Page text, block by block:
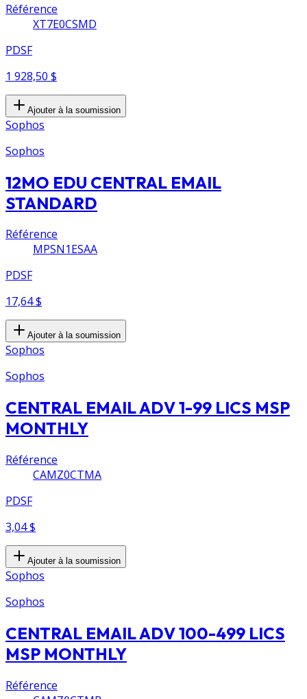
Référence
XT7E0CSMD
PDSF
1 928,50 $
Ajouter à la soumission
Sophos
Sophos
12MO EDU CENTRAL EMAIL
STANDARD
Référence
MPSN1ESAA
PDSF
17,64 $
Ajouter à la soumission
Sophos
Sophos
CENTRAL EMAIL ADV 1-99 LICS MSP
MONTHLY
Référence
CAMZ0CTMA
PDSF
3,04 $
Ajouter à la soumission
Sophos
Sophos
CENTRAL EMAIL ADV 100-499 LICS
MSP MONTHLY
Référence